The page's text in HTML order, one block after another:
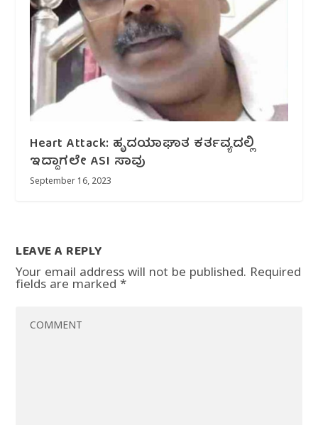
Heart Attack: ಹೃದಯಾಘಾತ ಕರ್ತವ್ಯದಲ್ಲಿ
ಇದ್ದಾಗಲೇ ASI ಸಾವು
September 16, 2023
LEAVE A REPLY
Your email address will not be published. Required
fields are marked*